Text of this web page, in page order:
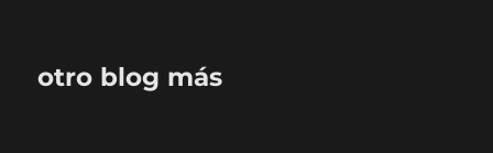
otro blog más